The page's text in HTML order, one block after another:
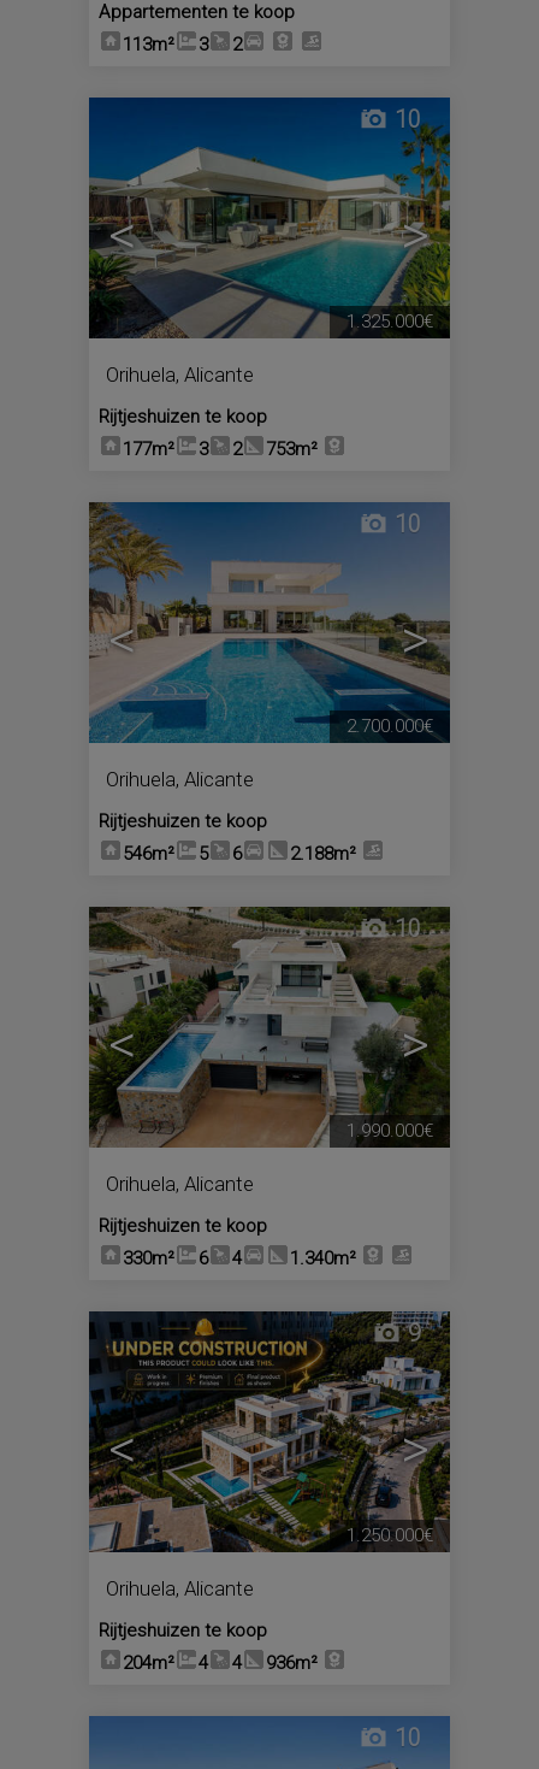
Appartementen te koop
113m²
3 2
< >
10
Orihuela, Alicante
Rijtjeshuizen te koop
177m²
3 2 753m²
1.325.000€
< >
10
Orihuela, Alicante
Rijtjeshuizen te koop
546m²
5 6 2.188m²
2.700.000€
< >
10
Orihuela, Alicante
Rijtjeshuizen te koop
330m²
6 4 1.340m²
1.990.000€
< >
9
Orihuela, Alicante
Rijtjeshuizen te koop
204m²
4 4 936m²
1.250.000€
10